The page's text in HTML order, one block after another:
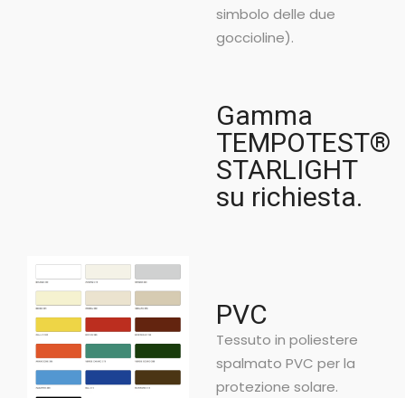
simbolo delle due
goccioline).
Gamma
TEMPOTEST®
STARLIGHT
su richiesta.
PVC
Tessuto in poliestere
spalmato PVC per la
protezione solare.